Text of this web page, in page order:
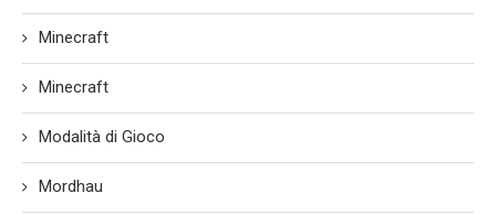
Minecraft
Minecraft
Modalità di Gioco
Mordhau